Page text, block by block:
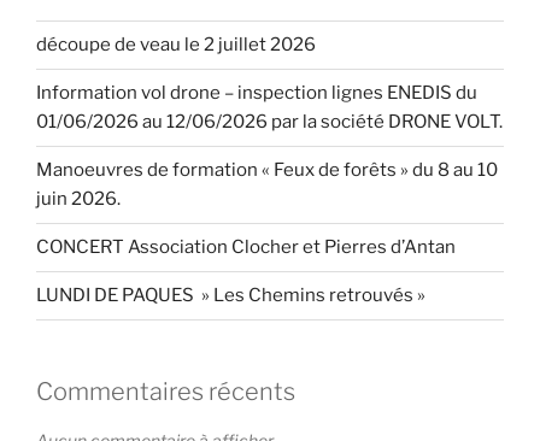
découpe de veau le 2 juillet 2026
Information vol drone – inspection lignes ENEDIS du
01/06/2026 au 12/06/2026 par la société DRONE VOLT.
Manoeuvres de formation « Feux de forêts » du 8 au 10
juin 2026.
CONCERT Association Clocher et Pierres d’Antan
LUNDI DE PAQUES » Les Chemins retrouvés »
Commentaires récents